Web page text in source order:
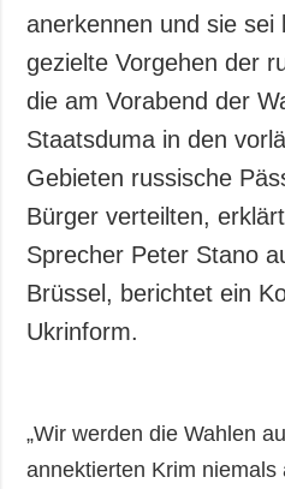
Sport
Kriminalität
Notstand und
Notfälle
ZUSÄTZLICH
Veröffentlichungen
Interview
Fotos
Video
anerkennen und sie sei
gezielte Vorgehen der
die am Vorabend der
Staatsduma in den
Gebieten russische
Bürger verteilten,
Sprecher Peter Stano
Brüssel, berichtet ein
Ukrinform.
„Wir werden die Wahlen
annektierten Krim